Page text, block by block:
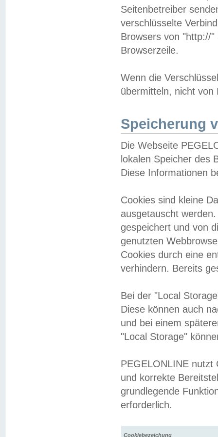
Seitenbetreiber
verschlüsselte
Browsers von "http://
Browserzeile.
Wenn die
übermitteln, nicht von
Speicherung
Die Webseite
lokalen Speicher des
Diese Informationen
Cookies sind kleine
ausgetauscht
gespeichert und von
genutzten
Cookies durch eine
verhindern. Bereits
Bei der "Local
Diese können auch
und bei einem
"Local Storage"
PEGELONLINE nutzt
und korrekte
grundlegende
erforderlich.
Cookiebezeichung